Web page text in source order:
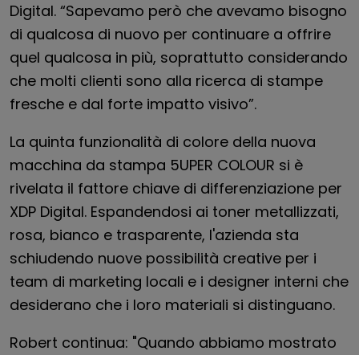
Digital. “Sapevamo però che avevamo bisogno
di qualcosa di nuovo per continuare a offrire
quel qualcosa in più, soprattutto considerando
che molti clienti sono alla ricerca di stampe
fresche e dal forte impatto visivo”.
La quinta funzionalità di colore della nuova
macchina da stampa 5UPER COLOUR si è
rivelata il fattore chiave di differenziazione per
XDP Digital. Espandendosi ai toner metallizzati,
rosa, bianco e trasparente, l'azienda sta
schiudendo nuove possibilità creative per i
team di marketing locali e i designer interni che
desiderano che i loro materiali si distinguano.
Robert continua: "Quando abbiamo mostrato